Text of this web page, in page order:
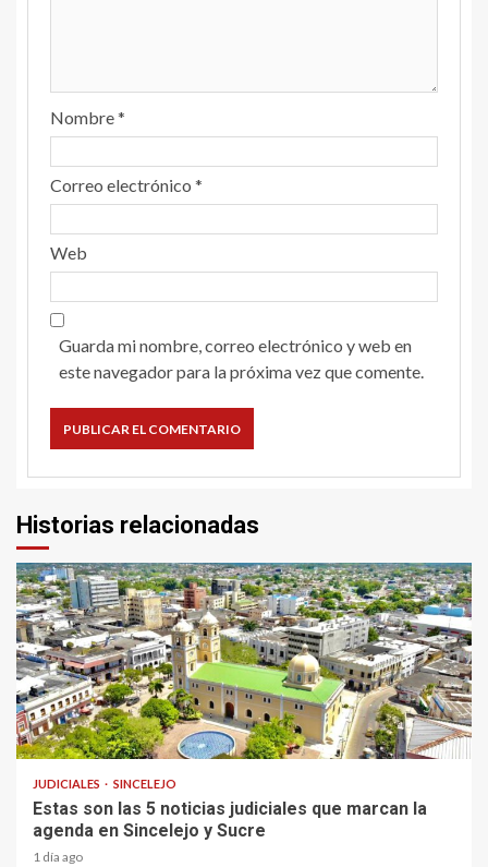
Nombre*
Correo electrónico *
Web
Guarda mi nombre, correo electrónico y web en
este navegador para la próxima vez que comente.
Historias relacionadas
2 min read
JUDICIALES SINCELEJO
Estas son las 5 noticias judiciales que marcan la
agenda en Sincelejo y Sucre
1 día ago